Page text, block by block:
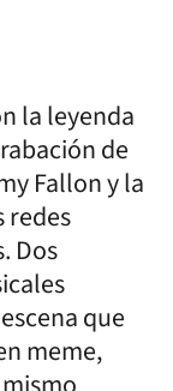
la leyenda
de
Fallon y la
redes
Dos
que
meme,